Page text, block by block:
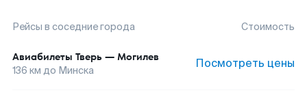
Рейсы в соседние города Стоимость
Авиабилеты Тверь — Могилев
136 км до Минска Посмотреть цены